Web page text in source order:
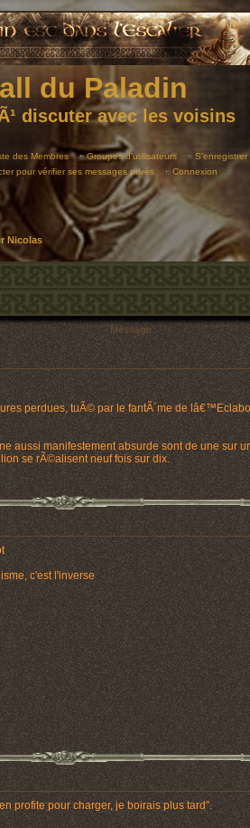
du Paladin
discuter avec les voisins
des Membres Groupes d'utilisateurs
S'enregistrer
pour vérifier ses messages privés Connexion
Nicolas
Message
perdues, tuÃ© par le fantÃ´me de
aussi manifestement absurde sont de une sur
se rÃ©alisent neuf fois sur dix.
c'est l'inverse
profite pour charger, je boirais plus tard".